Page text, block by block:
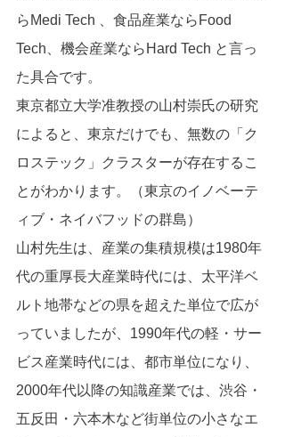
らMedi Tech 、食品産業ならFood
Tech、機会産業ならHard Tech と言っ
た具合です。
東京都立大学准教授の山村崇氏の研究
によると、東京だけでも、無数の「ク
ロステック」クラスターが存在するこ
とがわかります。（東京のイノベーテ
ィブ・ネイバフッドの群島）
山村先生は、産業の集積規模は1980年
代の重厚長大産業時代には、太平洋ベ
ルト地帯などの県を超えた単位で広が
っていましたが、1990年代の軽・サー
ビス産業時代には、都市単位になり、
2000年代以降の知識産業では、渋谷・
五反田・六本木など街単位の小さなエ